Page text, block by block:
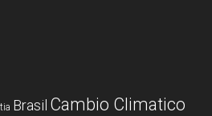
Brasil Cambio Climatico